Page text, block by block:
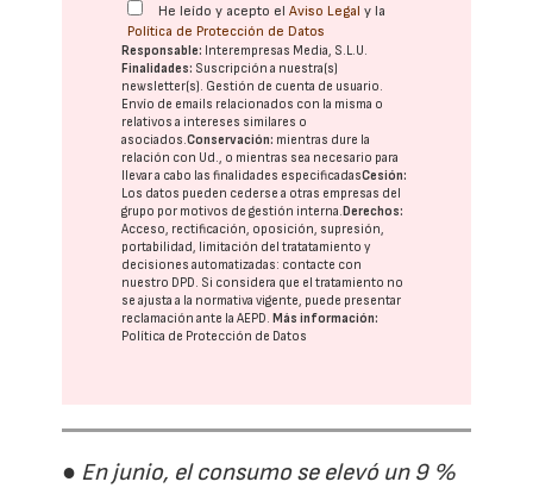
He leído y acepto elAviso Legal y la
Política de Protección de Datos
Responsable: Interempresas Media, S.L.U.
Finalidades: Suscripción a nuestra(s)
newsletter(s). Gestión de cuenta de usuario.
Envío de emails relacionados con la misma o
relativos a intereses similares o
asociados.Conservación: mientras dure la
relación con Ud., o mientras sea necesario para
llevar a cabo las finalidades especificadasCesión:
Los datos pueden cederse a otras empresas del
grupo por motivos de gestión interna.Derechos:
Acceso, rectificación, oposición, supresión,
portabilidad, limitación del tratatamiento y
decisiones automatizadas: contacte con
nuestro DPD. Si considera que el tratamiento no
se ajusta a la normativa vigente, puede presentar
reclamación ante laAEPD.Más información:
Política de Protección de Datos
● En junio, el consumo se elevó un 9 %